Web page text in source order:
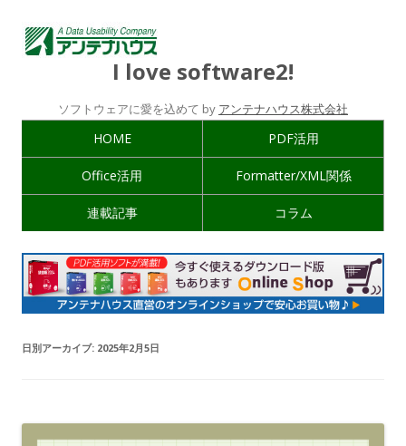
I love software2!
ソフトウェアに愛を込めて by アンテナハウス株式会社
HOME PDF活用
Office活用 Formatter/XML関係
連載記事 コラム
日別アーカイブ: 2025年2月5日